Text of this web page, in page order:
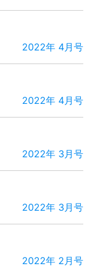
2022年 4月号
2022年 4月号
2022年 3月号
2022年 3月号
2022年 2月号